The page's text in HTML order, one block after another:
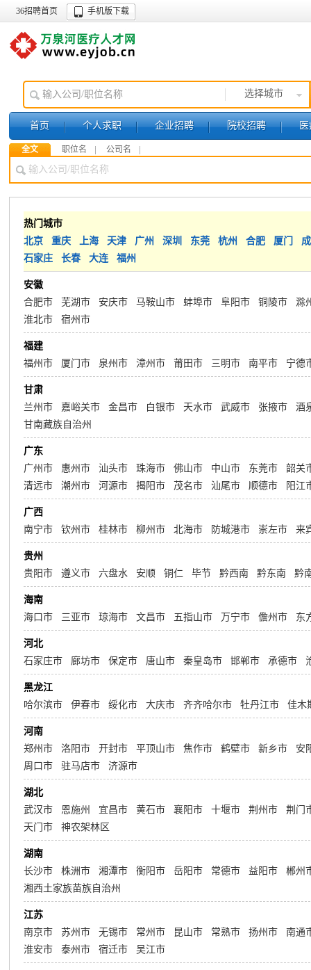
36招聘首页 手机版下载
选择城市
首页 个人求职 企业招聘 院校招聘 医
销售/市场营销
全文 职位名 公司名
热门城市
北京
重庆 上海 天津 广州 深圳 东莞 杭州 合肥 厦门
石家庄
长春 大连 福州
安徽
合肥市
芜湖市 安庆市 马鞍山市 蚌埠市 阜阳市 铜陵市
滁
淮北市
宿州市
福建
福州市
厦门市 泉州市 漳州市 莆田市 三明市 南平市 宁德
甘肃
兰州市
嘉峪关市 金昌市 白银市 天水市 武威市 张掖市
酒
甘南藏族自治州
广东
广州市
惠州市 汕头市 珠海市 佛山市 中山市 东莞市
韶关
清远市
潮州市 河源市 揭阳市 茂名市 汕尾市 顺德市 阳江
广西
南宁市
钦州市 桂林市 柳州市 北海市 防城港市 崇左市 来
贵州
贵阳市
遵义市 六盘水 安顺 铜仁 毕节 黔西南 黔东南 黔
海南
海口市
三亚市 琼海市 文昌市 五指山市 万宁市 儋州市 东
河北
石家庄市
廊坊市 保定市 唐山市 秦皇岛市 邯郸市 承德市
黑龙江
哈尔滨市
伊春市 绥化市 大庆市 齐齐哈尔市 牡丹江市 佳木
河南
郑州市
洛阳市 开封市 平顶山市 焦作市 鹤壁市 新乡市
安
周口市
驻马店市 济源市
湖北
武汉市
恩施州 宜昌市 黄石市 襄阳市 十堰市 荆州市
荆门
天门市
神农架林区
湖南
长沙市
株洲市 湘潭市 衡阳市 岳阳市 常德市 益阳市
郴州
湘西土家族苗族自治州
江苏
南京市
苏州市 无锡市 常州市 昆山市 常熟市 扬州市
南通
淮安市
泰州市 宿迁市 吴江市